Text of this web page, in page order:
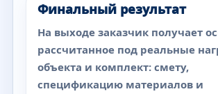
Финальный результат
На выходе заказчик получает
рассчитанное под реальные
объекта и комплект: смету,
спецификацию материалов и